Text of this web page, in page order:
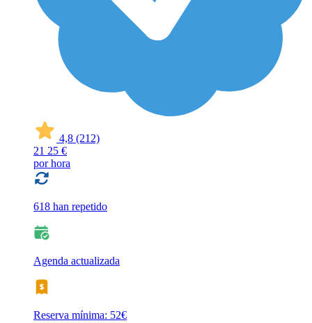
4,8 (212)
21 25 €
por hora
618 han repetido
Agenda actualizada
Reserva mínima: 52€